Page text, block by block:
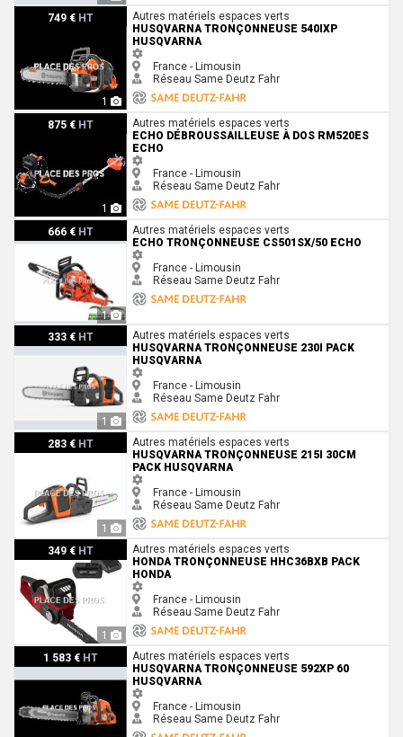
749 € HT
1
Husqvarna Tronçonneuse 540IXP Husqvarna
Autres matériels espaces verts
HUSQVARNA TRONÇONNEUSE 540IXP
HUSQVARNA
France - Limousin
Réseau Same Deutz Fahr
875 € HT
1
Echo Débroussailleuse à dos RM520ES Echo
Autres matériels espaces verts
ECHO DÉBROUSSAILLEUSE À DOS RM520ES
ECHO
France - Limousin
Réseau Same Deutz Fahr
666 € HT
1
Echo Tronçonneuse CS501SX/50 EchoAutres matériels espaces verts
ECHO TRONÇONNEUSE CS501SX/50 ECHO
France - Limousin
Réseau Same Deutz Fahr
333 € HT
1
Husqvarna Tronçonneuse 230i pack Husqvarna
Autres matériels espaces verts
HUSQVARNA TRONÇONNEUSE 230I PACK
HUSQVARNA
France - Limousin
Réseau Same Deutz Fahr
283 € HT
1
Husqvarna Tronçonneuse 215i 30cm pack Husqvarna
Autres matériels espaces verts
HUSQVARNA TRONÇONNEUSE 215I 30CM
PACK HUSQVARNA
France - Limousin
Réseau Same Deutz Fahr
349 € HT
1
Honda Tronçonneuse HHC36BXB PACK Honda
Autres matériels espaces verts
HONDA TRONÇONNEUSE HHC36BXB PACK
HONDA
France - Limousin
Réseau Same Deutz Fahr
1 583 € HT
Husqvarna Tronçonneuse 592XP 60 Husqvarna
Autres matériels espaces verts
HUSQVARNA TRONÇONNEUSE 592XP 60
HUSQVARNA
France - Limousin
Réseau Same Deutz Fahr